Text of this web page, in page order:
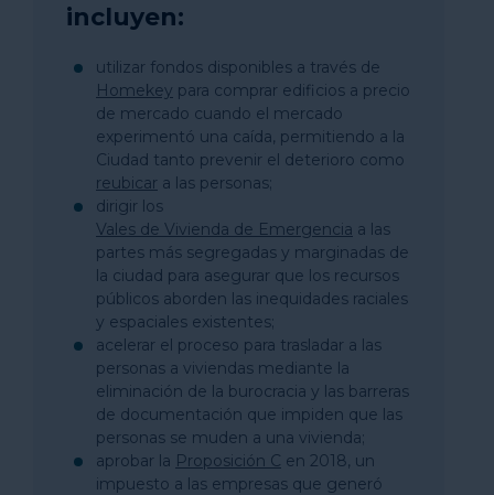
incluyen:
utilizar fondos disponibles a través de
Homekey para comprar edificios a precio
de mercado cuando el mercado
experimentó una caída, permitiendo a la
Ciudad tanto prevenir el deterioro como
reubicar a las personas;
dirigir los
Vales de Vivienda de Emergencia a las
partes más segregadas y marginadas de
la ciudad para asegurar que los recursos
públicos aborden las inequidades raciales
y espaciales existentes;
acelerar el proceso para trasladar a las
personas a viviendas mediante la
eliminación de la burocracia y las barreras
de documentación que impiden que las
personas se muden a una vivienda;
aprobar la Proposición C en 2018, un
impuesto a las empresas que generó